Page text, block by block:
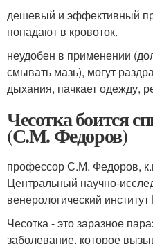
дешевый и эффективный
попадают в кровоток.
неудобен в применении
смывать мазь), могут
дыхания, пачкает одежду,
Чесотка боится
(С.М. Федоров)
профессор С.М. Федоров,
Центральный научно-
венерологический
Чесотка - это заразное
заболевание, которое